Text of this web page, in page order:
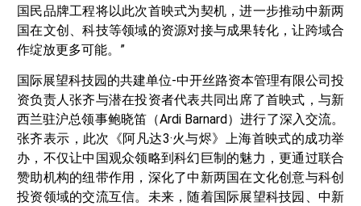
国民品牌工程将以此次首映式为契机，进一步推动中新两
国在文创、科技等领域的资源对接与成果转化，让跨域合
作绽放更多可能。”
国际展望科技园的共建单位-中开丝路资本管理有限公司投
资负责人张齐与潜在投资者代表共同出席了首映式，与新
西兰驻沪总领事鲍晓笛（Ardi Barnard）进行了深入交流。
张齐表示，此次《阿凡达3·火与烬》上海首映式的成功举
办，不仅让中国观众领略到科幻巨制的魅力，更通过联合
赞助机构的纽带作用，深化了中新两国在文化创意与科创
投资领域的交流互信。未来，随着国际展望科技园、中新